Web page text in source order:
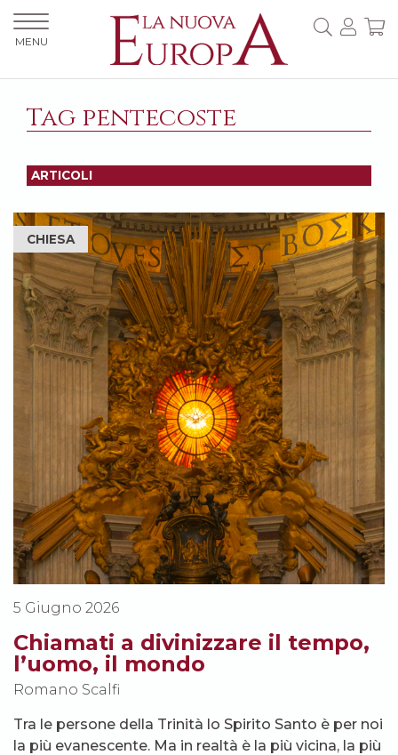
Tag pentecoste
ARTICOLI
CHIESA
5 Giugno 2026
Chiamati a divinizzare il tempo,
l’uomo, il mondo
Romano Scalfi
Tra le persone della Trinità lo Spirito Santo è per noi
la più evanescente. Ma in realtà è la più vicina, la più
MENU